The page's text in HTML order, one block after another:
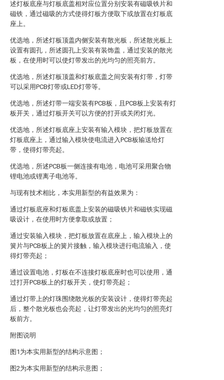
述灯板底座与灯板底盖相对应位置分别安装有磁吸铁片和
磁铁，通过磁吸的方式使得灯板方便取下或放置在灯板底
座上。
优选地，所述灯板顶盖内侧安装有散光板，所述散光板上
设置有圆孔，所述圆孔上安装有装饰盖，通过安装的散光
板，在使用时可以使灯带发出的光均匀的照亮前方。
优选地，所述灯板顶盖和灯板底盖之间安装有灯带，灯带
可以采用PCB灯带或LED灯带等。
优选地，所述灯带一端安装有PCB板，且PCB板上安装有灯
板开关，通过灯板开关可以方便的打开或关闭灯光。
优选地，所述灯板底座上安装有输入模块，把灯板放置在
灯板底座上，通过输入模块使电流进入PCB板输送给灯
带，使得灯带亮起。
优选地，所述PCB板一侧连接有电池，电池可采用聚合物
锂电池或锂离子电池等。
与现有技术相比，本实用新型的有益效果为：
通过灯板底座和灯板底盖上安装的磁吸铁片和磁铁实现磁
吸设计，在使用时方便拿取或放置；
通过安装输入模块，把灯板放置在底座上，输入模块上的
簧片与PCB板上的簧片接触，输入模块进行电流输入，使
得灯带亮起；
通过设置电池，灯板在不连接灯板底座时也可以使用，通
过打开PCB板上的灯板开关，使灯带亮起；
通过灯带上的灯珠围绕散光板的安装设计，使得灯带亮起
后，整个散光板也会亮起，让灯带发出的光均匀的照亮灯
板前方。
附图说明
图1为本实用新型的结构示意图；
图2为本实用新型的结构示意图；